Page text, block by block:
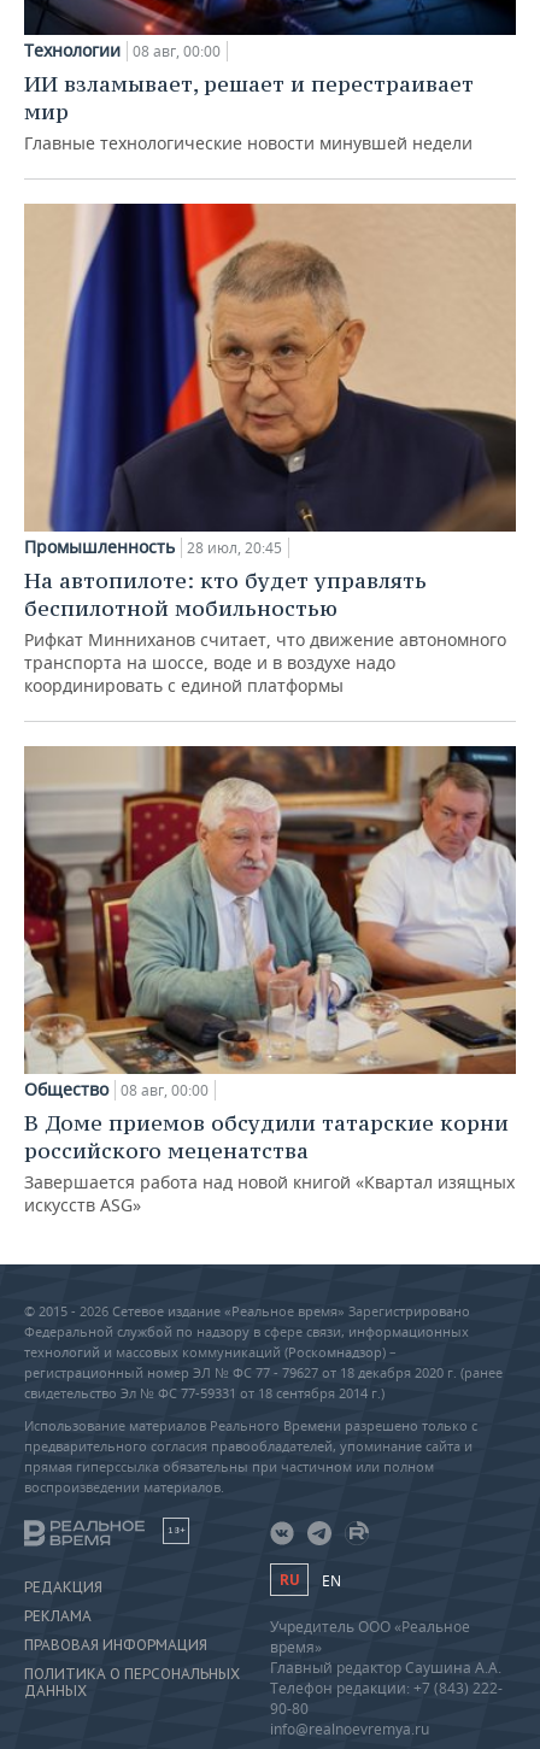
Технологии 08 авг, 00:00
ИИ взламывает, решает и перестраивает
мир
Главные технологические новости минувшей недели
Промышленность 28 июл, 20:45
На автопилоте: кто будет управлять
беспилотной мобильностью
Рифкат Минниханов считает, что движение автономного
транспорта на шоссе, воде и в воздухе надо
координировать с единой платформы
Общество 08 авг, 00:00
В Доме приемов обсудили татарские корни
российского меценатства
Завершается работа над новой книгой «Квартал изящных
искусств ASG»
© 2015 - 2026 Сетевое издание «Реальное время» Зарегистрировано
Федеральной службой по надзору в сфере связи, информационных
технологий и массовых коммуникаций (Роскомнадзор) –
регистрационный номер ЭЛ № ФС 77 - 79627 от 18 декабря 2020 г. (ранее
свидетельство Эл № ФС 77-59331 от 18 сентября 2014 г.)
Использование материалов Реального Времени разрешено только с
предварительного согласия правообладателей, упоминание сайта и
прямая гиперссылка обязательны при частичном или полном
воспроизведении материалов.
18+
РЕДАКЦИЯ
РЕКЛАМА
ПРАВОВАЯ ИНФОРМАЦИЯ
ПОЛИТИКА О ПЕРСОНАЛЬНЫХ
ДАННЫХ
RU EN
Учредитель ООО «Реальное
время»
Главный редактор Саушина А.А.
Телефон редакции: +7 (843) 222-
90-80
info@realnoevremya.ru